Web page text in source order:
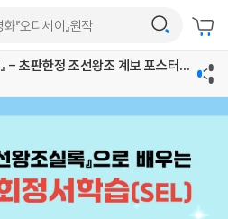
- 초판한정 조선왕조 계보 포스터